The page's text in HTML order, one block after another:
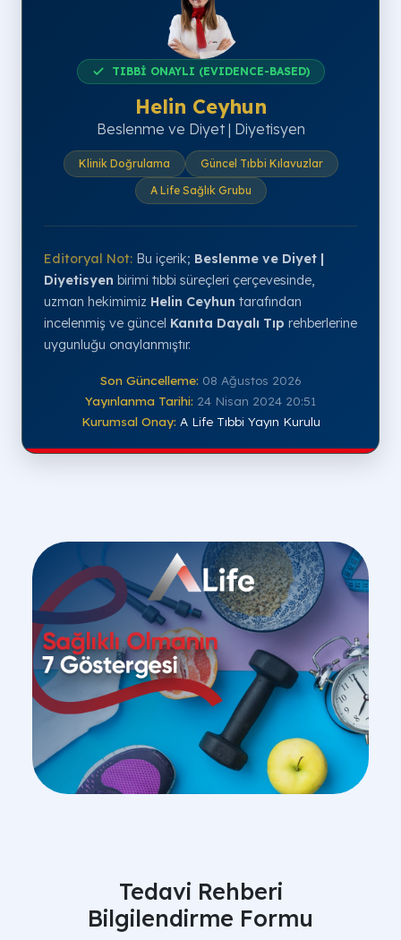
TIBBİ ONAYLI (EVIDENCE-BASED)
Helin Ceyhun
Beslenme ve Diyet | Diyetisyen
Klinik Doğrulama
Güncel Tıbbi Kılavuzlar
A Life Sağlık Grubu
Editoryal Not: Bu içerik; Beslenme ve Diyet |
Diyetisyen birimi tıbbi süreçleri çerçevesinde,
uzman hekimimiz Helin Ceyhun tarafından
incelenmiş ve güncel Kanıta Dayalı Tıp rehberlerine
uygunluğu onaylanmıştır.
Son Güncelleme: 08 Ağustos 2026
Yayınlanma Tarihi: 24 Nisan 2024 20:51
Kurumsal Onay: A Life Tıbbi Yayın Kurulu
Tedavi Rehberi
Bilgilendirme Formu